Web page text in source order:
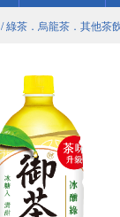
/ 綠茶．烏龍茶．其他茶